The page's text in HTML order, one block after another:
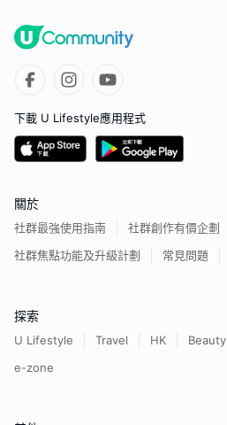
下載 U Lifestyle應用程式
關於
社群最強使用指南
社群創作有價企劃
社群焦點功能及升級計劃
常見問題
探索
U Lifestyle Travel HK Beauty
e-zone